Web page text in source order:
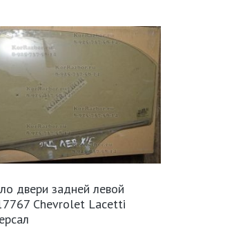
двери задней левой
Chevrolet Lacetti